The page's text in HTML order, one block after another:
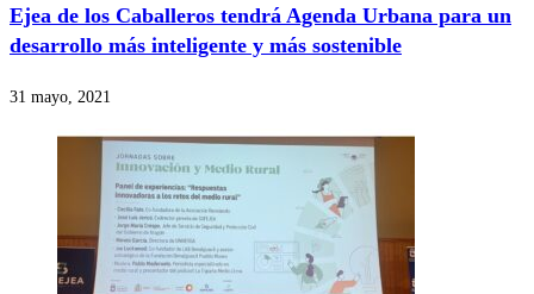
Ejea de los Caballeros tendrá Agenda Urbana para un
desarrollo más inteligente y más sostenible
31 mayo, 2021